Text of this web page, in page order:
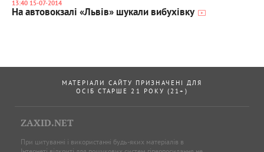
13:40 15-07-2014
На автовокзалі «Львів» шукали вибухівку
МАТЕРІАЛИ САЙТУ ПРИЗНАЧЕНІ ДЛЯ
ОСІБ СТАРШЕ 21 РОКУ (21+)
ZAXID.NET
При цитуванні і використанні будь-яких матеріалів в